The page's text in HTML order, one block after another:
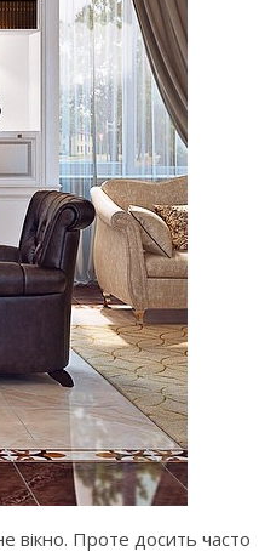
вікно. Проте досить часто